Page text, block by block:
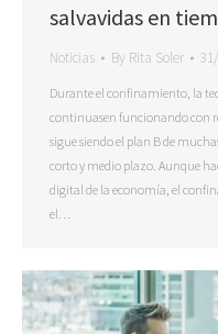
salvavidas en
Noticias By Rita Soler
Durante el confinamiento, la
continuasen funcionando con
sigue siendo el plan B de
corto y medio plazo. Aunque
digital de la economía, el
el…